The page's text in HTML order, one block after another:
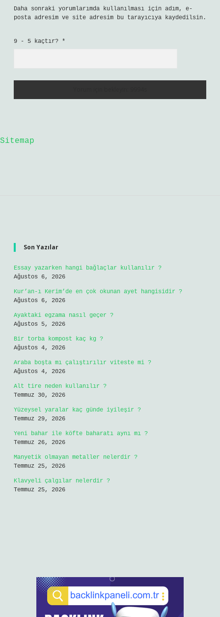
Daha sonraki yorumlarımda kullanılması için adım, e-
posta adresim ve site adresim bu tarayıcıya kaydedilsin.
9 - 5 kaçtır? *
Sitemap
Son Yazılar
Essay yazarken hangi bağlaçlar kullanılır ?
Ağustos 6, 2026
Kur’an-ı Kerim’de en çok okunan ayet hangisidir ?
Ağustos 6, 2026
Ayaktaki egzama nasıl geçer ?
Ağustos 5, 2026
Bir torba kompost kaç kg ?
Ağustos 4, 2026
Araba boşta mı çalıştırılır viteste mi ?
Ağustos 4, 2026
Alt tire neden kullanılır ?
Temmuz 30, 2026
Yüzeysel yaralar kaç günde iyileşir ?
Temmuz 29, 2026
Yeni bahar ile köfte baharatı aynı mı ?
Temmuz 26, 2026
Manyetik olmayan metaller nelerdir ?
Temmuz 25, 2026
Klavyeli çalgılar nelerdir ?
Temmuz 25, 2026